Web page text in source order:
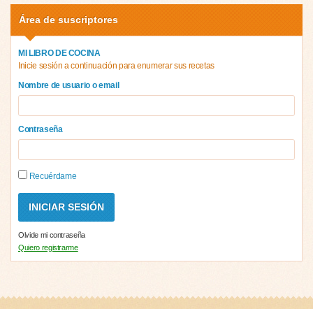
Área de suscriptores
MI LIBRO DE COCINA
Inicie sesión a continuación para enumerar sus recetas
Nombre de usuario o email
Contraseña
Recuérdame
Olvide mi contraseña
Quiero registrarme